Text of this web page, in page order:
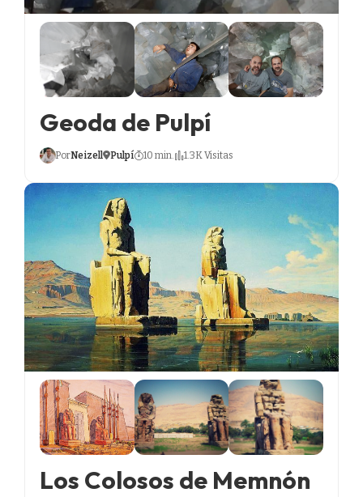
Geoda de Pulpí
PorNeizell Pulpí 10 min. 1.3K Visitas
Los Colosos de Memnón